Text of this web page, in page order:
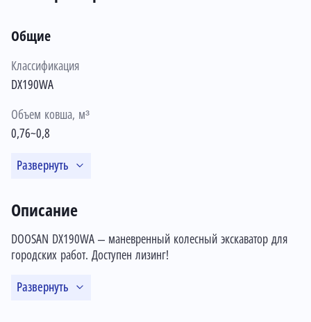
Общие
Классификация
DX190WA
Объем ковша, м³
0,76~0,8
Развернуть
Описание
DOOSAN DX190WA – маневренный колесный экскаватор для
городских работ. Доступен лизинг!
Развернуть